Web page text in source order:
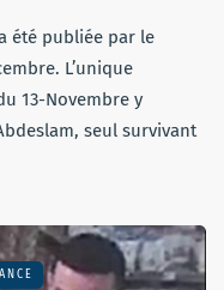
été publiée par le
L’unique
13-Novembre y
seul survivant